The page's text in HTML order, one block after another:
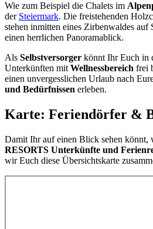
Wie zum Beispiel die Chalets im
der Steiermark. Die freistehenden
stehen inmitten eines Zirbenwaldes auf
einen herrlichen Panoramablick.
Als Selbstversorger könnt Ihr Euch in
Unterkünften mit Wellnessbereich frei
einen unvergesslichen Urlaub nach
und Bedürfnissen erleben.
Karte: Feriendörfer &
Damit Ihr auf einen Blick sehen könnt,
RESORTS Unterkünfte und
wir Euch diese Übersichtskarte